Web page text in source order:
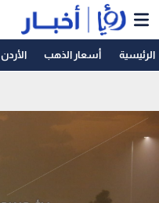
الرئيسية أسعار الذهب الأردن